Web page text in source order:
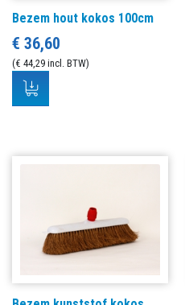
Bezem hout kokos 100cm
€ 36,60
(€ 44,29 incl. BTW)